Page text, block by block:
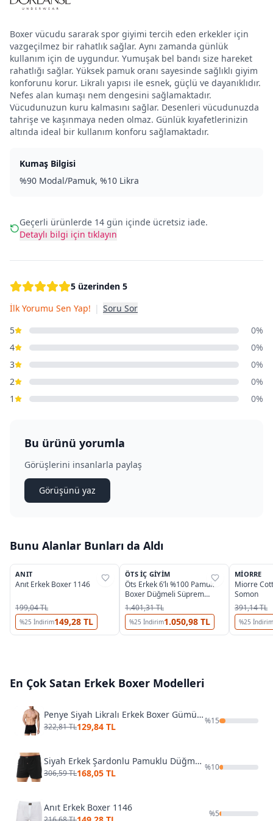
Boxer vücudu sararak spor giyimi tercih eden erkekler için
vazgeçilmez bir rahatlık sağlar. Aynı zamanda günlük
kullanım için de uygundur. Yumuşak bel bandı size hareket
rahatlığı sağlar. Yüksek pamuk oranı sayesinde sağlıklı giyim
konforunu korur. Likralı yapısı ile esnek, güçlü ve dayanıklıdır.
Nefes alan kumaşı nem dengesini sağlamaktadır.
Vücudunuzun kuru kalmasını sağlar. Desenleri vücudunuzda
tahrişe ve kaşınmaya neden olmaz. Günlük kıyafetlerinizin
altında ideal bir kullanım konforu sağlamaktadır.
Kumaş Bilgisi
%90 Modal/Pamuk, %10 Likra
Geçerli ürünlerde 14 gün içinde ücretsiz iade.
Detaylı bilgi için tıklayın
5 üzerinden 5
İlk Yorumu Sen Yap! | Soru Sor
5
0%
4
0%
3
0%
2
0%
1
0%
Bu ürünü yorumla
Görüşlerini insanlarla paylaş
Görüşünü yaz
Bunu Alanlar Bunları da Aldı
%31
ANIT
Anıt Erkek Boxer 1146
199,04 TL
%25 İndirim149,28 TL
%37
ÖTS İÇ GIYIM
Öts Erkek 6’lı %100 Pamuk
Boxer Düğmeli Süprem
Kumaş Ekstra Konforlu Kalıp
(2655-6) - 6 ADET
1.401,31 TL
%25 İndirim1.050,98 TL
%40
MIORRE
Miorre
Somon
391,14 TL
%25 İndirim
En Çok Satan Erkek Boxer Modelleri
Penye Siyah Likralı Erkek Boxer Gümüş 3074
322,81 TL129,84 TL
%15
Siyah Erkek Şardonlu Pamuklu Düğmeli Penye Boxer Özkan 0041
306,59 TL168,05 TL
%10
Anıt Erkek Boxer 1146
%5